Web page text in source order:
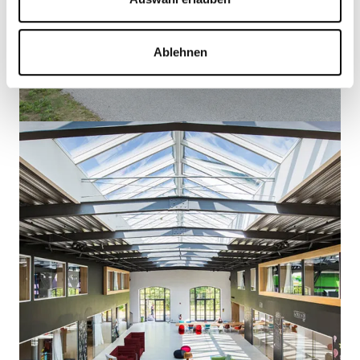
Ablehnen